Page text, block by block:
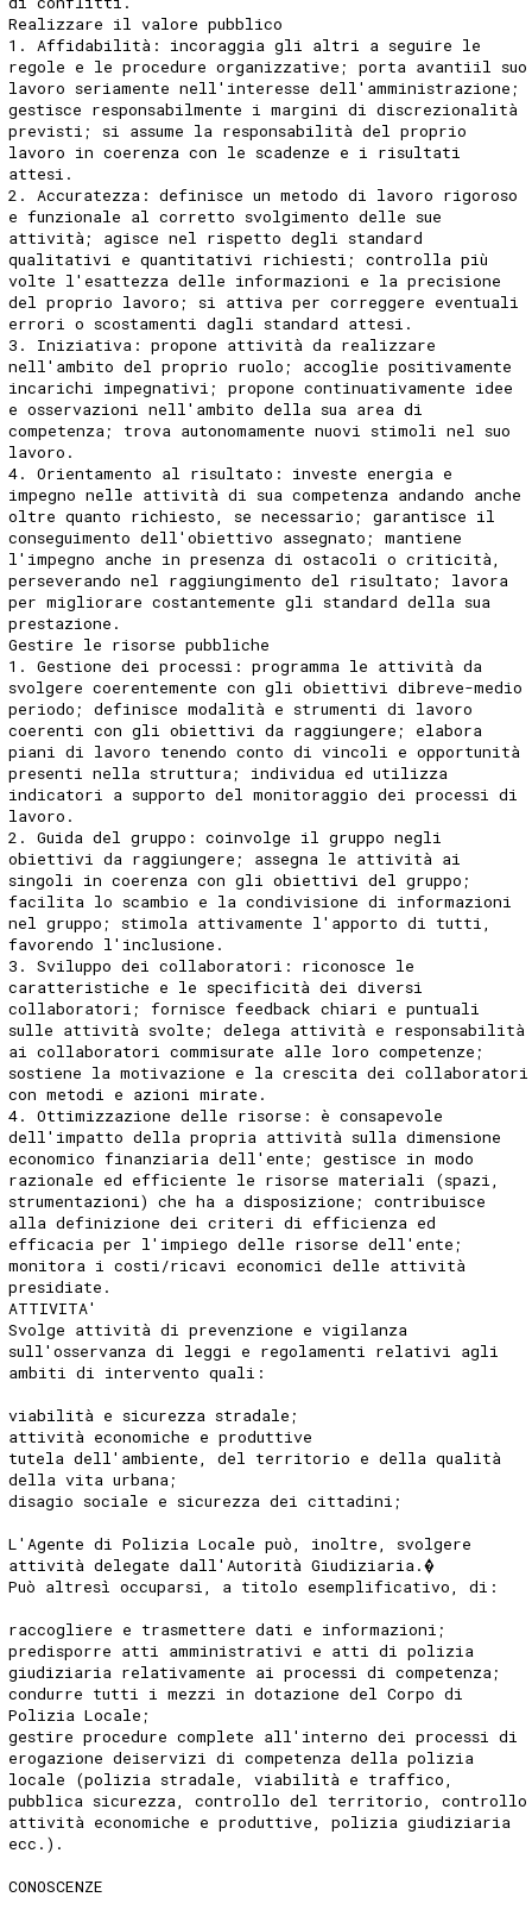
Realizzare il valore pubblico
1. Affidabilità: incoraggia gli altri a seguire le
regole e le procedure organizzative; porta avantiil suo
lavoro seriamente nell'interesse dell'amministrazione;
gestisce responsabilmente i margini di discrezionalità
previsti; si assume la responsabilità del proprio
lavoro in coerenza con le scadenze e i risultati
attesi.
2. Accuratezza: definisce un metodo di lavoro rigoroso
e funzionale al corretto svolgimento delle sue
attività; agisce nel rispetto degli standard
qualitativi e quantitativi richiesti; controlla più
volte l'esattezza delle informazioni e la precisione
del proprio lavoro; si attiva per correggere eventuali
errori o scostamenti dagli standard attesi.
3. Iniziativa: propone attività da realizzare
nell'ambito del proprio ruolo; accoglie positivamente
incarichi impegnativi; propone continuativamente idee
e osservazioni nell'ambito della sua area di
competenza; trova autonomamente nuovi stimoli nel suo
lavoro.
4. Orientamento al risultato: investe energia e
impegno nelle attività di sua competenza andando anche
oltre quanto richiesto, se necessario; garantisce il
conseguimento dell'obiettivo assegnato; mantiene
l'impegno anche in presenza di ostacoli o criticità,
perseverando nel raggiungimento del risultato; lavora
per migliorare costantemente gli standard della sua
prestazione.
Gestire le risorse pubbliche
1. Gestione dei processi: programma le attività da
svolgere coerentemente con gli obiettivi dibreve-medio
periodo; definisce modalità e strumenti di lavoro
coerenti con gli obiettivi da raggiungere; elabora
piani di lavoro tenendo conto di vincoli e opportunità
presenti nella struttura; individua ed utilizza
indicatori a supporto del monitoraggio dei processi di
lavoro.
2. Guida del gruppo: coinvolge il gruppo negli
obiettivi da raggiungere; assegna le attività ai
singoli in coerenza con gli obiettivi del gruppo;
facilita lo scambio e la condivisione di informazioni
nel gruppo; stimola attivamente l'apporto di tutti,
favorendo l'inclusione.
3. Sviluppo dei collaboratori: riconosce le
caratteristiche e le specificità dei diversi
collaboratori; fornisce feedback chiari e puntuali
sulle attività svolte; delega attività e responsabilità
ai collaboratori commisurate alle loro competenze;
sostiene la motivazione e la crescita dei collaboratori
con metodi e azioni mirate.
4. Ottimizzazione delle risorse: è consapevole
dell'impatto della propria attività sulla dimensione
economico finanziaria dell'ente; gestisce in modo
razionale ed efficiente le risorse materiali (spazi,
strumentazioni) che ha a disposizione; contribuisce
alla definizione dei criteri di efficienza ed
efficacia per l'impiego delle risorse dell'ente;
monitora i costi/ricavi economici delle attività
presidiate.
ATTIVITA'
Svolge attività di prevenzione e vigilanza
sull'osservanza di leggi e regolamenti relativi agli
ambiti di intervento quali:
viabilità e sicurezza stradale;
attività economiche e produttive
tutela dell'ambiente, del territorio e della qualità
della vita urbana;
disagio sociale e sicurezza dei cittadini;
L'Agente di Polizia Locale può, inoltre, svolgere
attività delegate dall'Autorità Giudiziaria.�
Può altresì occuparsi, a titolo esemplificativo, di:
raccogliere e trasmettere dati e informazioni;
predisporre atti amministrativi e atti di polizia
giudiziaria relativamente ai processi di competenza;
condurre tutti i mezzi in dotazione del Corpo di
Polizia Locale;
gestire procedure complete all'interno dei processi di
erogazione deiservizi di competenza della polizia
locale (polizia stradale, viabilità e traffico,
pubblica sicurezza, controllo del territorio, controllo
attività economiche e produttive, polizia giudiziaria
ecc.).
CONOSCENZE